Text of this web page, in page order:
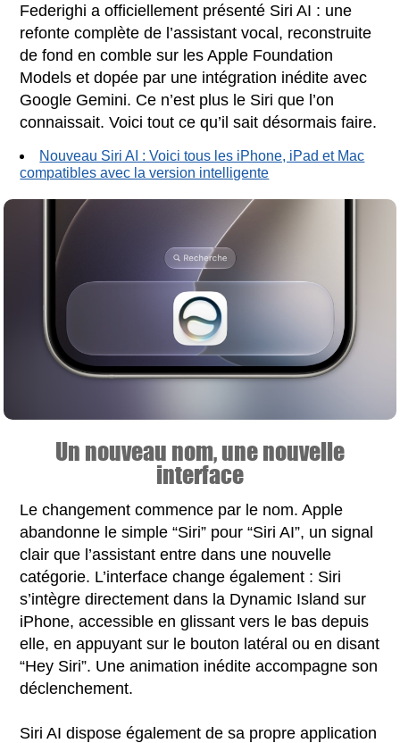
Federighi a officiellement présenté Siri AI : une
refonte complète de l’assistant vocal, reconstruite
de fond en comble sur les Apple Foundation
Models et dopée par une intégration inédite avec
Google Gemini. Ce n’est plus le Siri que l’on
connaissait. Voici tout ce qu’il sait désormais faire.
Nouveau Siri AI : Voici tous les iPhone, iPad et Mac
compatibles avec la version intelligente
Un nouveau nom, une nouvelle
interface
Le changement commence par le nom. Apple
abandonne le simple “Siri” pour “Siri AI”, un signal
clair que l’assistant entre dans une nouvelle
catégorie. L’interface change également : Siri
s’intègre directement dans la Dynamic Island sur
iPhone, accessible en glissant vers le bas depuis
elle, en appuyant sur le bouton latéral ou en disant
“Hey Siri”. Une animation inédite accompagne son
déclenchement.
Siri AI dispose également de sa propre application